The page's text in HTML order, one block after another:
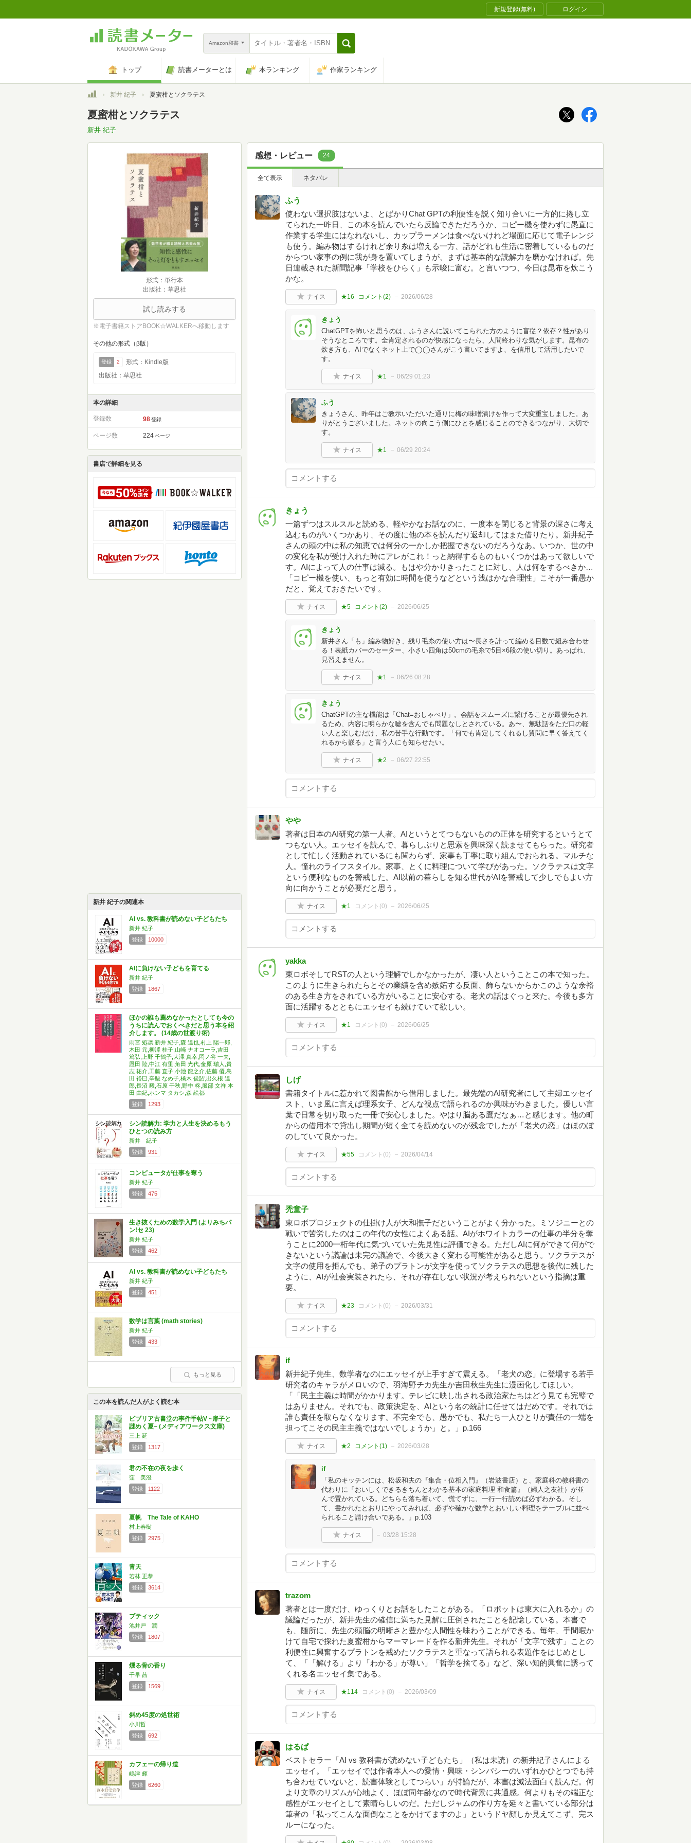
新規登録(無料) ログイン
Amazon和書
トップ 読書メーターとは 本ランキング 作家ランキング
トップ新井 紀子 夏蜜柑とソクラテス
夏蜜柑とソクラテス
新井 紀子
形式：単行本
出版社：草思社
試し読みする
※電子書籍ストアBOOK☆WALKERへ移動します
その他の形式（β版）
登録 2
形式：Kindle版
出版社：草思社
本の詳細
登録数 98 登録
ページ数 224 ページ
書店で詳細を見る
新井 紀子の関連本
AI vs. 教科書が読めない子どもたち
新井 紀子
登録
10000
AIに負けない子どもを育てる
新井 紀子
登録
1867
ほかの誰も薦めなかったとしても今の
うちに読んでおくべきだと思う本を紹
介します。 (14歳の世渡り術)
雨宮 処凛,新井 紀子,森 達也,村上 陽一郎,
木田 元,柳澤 桂子,山崎 ナオコーラ,吉田
篤弘,上野 千鶴子,大澤 真幸,岡ノ谷 一夫,
恩田 陸,中江 有里,角田 光代,金原 瑞人,貴
志 祐介,工藤 直子,小池 龍之介,佐藤 優,島
田 裕巳,辛酸 なめ子,橘木 俊詔,出久根 達
郎,長沼 毅,石原 千秋,野中 柊,服部 文祥,本
田 由紀,ホンマ タカシ,森 絵都
登録
1293
シン読解力: 学力と人生を決めるもう
ひとつの読み方
新井 紀子
登録
931
コンピュータが仕事を奪う
新井 紀子
登録
475
生き抜くための数学入門 (よりみちパ
ン!セ 23)
新井 紀子
登録
462
AI vs. 教科書が読めない子どもたち
新井 紀子
登録
451
数学は言葉 (math stories)
新井 紀子
登録
433
もっと見る
この本を読んだ人がよく読む本
ビブリア古書堂の事件手帖V ~扉子と
謎めく夏~ (メディアワークス文庫)
三上 延
登録
1317
君の不在の夜を歩く
窪 美澄
登録
1122
夏帆 The Tale of KAHO
村上春樹
登録
2975
青天
若林 正恭
登録
3614
ブティック
池井戸 潤
登録
1807
燻る骨の香り
千早 茜
登録
1569
斜め45度の処世術
小川哲
登録
692
カフェーの帰り道
嶋津 輝
登録
6260
感想・レビュー 24
全て表示 ネタバレ
ふう
使わない選択肢はないよ、とばかりChat GPTの利便性を説く知り合いに一方的に捲し立
てられた一昨日、この本を読んでいたら反論できただろうか、コピー機を使わずに愚直に
作業する学生にはなれないし、カップラーメンは食べないけれど場面に応じて電子レンジ
も使う。編み物はするけれど余り糸は増える一方、話がどれも生活に密着しているものだ
からつい家事の例に我が身を置いてしまうが、まずは基本的な読解力を磨かなければ。先
日連載された新聞記事「学校をひらく」も示唆に富む。と言いつつ、今日は昆布を炊こう
かな。
ナイス ★16 コメント(2) 2026/06/28
きょう
ChatGPTを怖いと思うのは、ふうさんに説いてこられた方のように盲従？依存？性があり
そうなところです。全肯定されるのが快感になったら、人間終わりな気がします。昆布の
炊き方も、AIでなくネット上で◯◯さんがこう書いてますよ、を信用して活用したいで
す。
ナイス ★1 06/29 01:23
ふう
きょうさん、昨年はご教示いただいた通りに梅の味噌漬けを作って大変重宝しました。あ
りがとうございました。ネットの向こう側にひとを感じることのできるつながり、大切で
す。
ナイス ★1 06/29 20:24
きょう
一篇ずつはスルスルと読める、軽やかなお話なのに、一度本を閉じると背景の深さに考え
込むものがいくつかあり、その度に他の本を読んだり返却してはまた借りたり。新井紀子
さんの頭の中は私の知恵では何分の一かしか把握できないのだろうなあ。いつか、世の中
の変化を私が受け入れた時にアレがこれ！っと納得するものもいくつかはあって欲しいで
す。AIによって人の仕事は減る。もはや分かりきったことに対し、人は何をするべきか…
「コピー機を使い、もっと有効に時間を使うなどという浅はかな合理性」こそが一番愚か
だと、覚えておきたいです。
ナイス ★5 コメント(2) 2026/06/25
きょう
新井さん「も」編み物好き、残り毛糸の使い方は〜長さを計って編める目数で組み合わせ
る！表紙カバーのセーター、小さい四角は50cmの毛糸で5目×6段の使い切り。あっぱれ、
見習えません。
ナイス ★1 06/26 08:28
きょう
ChatGPTの主な機能は「Chat=おしゃべり」。会話をスムーズに繋げることが最優先され
るため、内容に明らかな嘘を含んでも問題なしとされている。あ〜、無駄話をただ口の軽
い人と楽しむだけ、私の苦手な行動です。「何でも肯定してくれるし質問に早く答えてく
れるから嵌る」と言う人にも知らせたい。
ナイス ★2 06/27 22:55
やや
著者は日本のAI研究の第一人者。AIというとてつもないものの正体を研究するというとて
つもない人。エッセイを読んで、暮らしぶりと思索を興味深く読ませてもらった。研究者
として忙しく活動されているにも関わらず、家事も丁寧に取り組んでおられる。マルチな
人。憧れのライフスタイル。家事、とくに料理について学びがあった。ソクラテスは文字
という便利なものを警戒した。AI以前の暮らしを知る世代がAIを警戒して少しでもよい方
向に向かうことが必要だと思う。
ナイス ★1 コメント(0) 2026/06/25
yakka
東ロボそしてRSTの人という理解でしかなかったが、凄い人ということこの本で知った。
このように生きられたらとその業績を含め嫉妬する反面、飾らないからかこのような余裕
のある生き方をされている方がいることに安心する。老犬の話はぐっと来た。今後も多方
面に活躍するとともにエッセイも続けていて欲しい。
ナイス ★1 コメント(0) 2026/06/25
しげ
書籍タイトルに惹かれて図書館から借用しました。最先端のAI研究者にして主婦エッセイ
スト、いま風に言えば理系女子、どんな視点で語られるのか興味がわきました。優しい言
葉で日常を切り取った一冊で安心しました。やはり脳ある鷹だなぁ…と感じます。他の町
からの借用本で貸出し期間が短く全てを読めないのが残念でしたが「老犬の恋」はほのぼ
のしていて良かった。
ナイス ★55 コメント(0) 2026/04/14
禿童子
東ロボプロジェクトの仕掛け人が大和撫子だということがよく分かった。ミソジニーとの
戦いで苦労したのはこの年代の女性によくある話。AIがホワイトカラーの仕事の半分を奪
うことに2000一桁年代に気づいていた先見性は評価できる。ただしAIに何ができて何がで
きないという議論は未完の議論で、今後大きく変わる可能性があると思う。ソクラテスが
文字の使用を拒んでも、弟子のプラトンが文字を使ってソクラテスの思想を後代に残した
ように、AIが社会実装されたら、それが存在しない状況が考えられないという指摘は重
要。
ナイス ★23 コメント(0) 2026/03/31
if
新井紀子先生、数学者なのにエッセイが上手すぎて震える。「老犬の恋」に登場する若手
研究者のキャラがメロいので、羽海野チカ先生か吉田秋生先生に漫画化してほしい。
「「民主主義は時間がかかります。テレビに映し出される政治家たちはどう見ても完璧で
はありません。それでも、政策決定を、AIという名の統計に任せてはだめです。それでは
誰も責任を取らなくなります。不完全でも、愚かでも、私たち一人ひとりが責任の一端を
担ってこその民主主義ではないでしょうか」と。」p.166
ナイス ★2 コメント(1) 2026/03/28
if
「私のキッチンには、松坂和夫の『集合・位相入門』（岩波書店）と、家庭科の教科書の
代わりに「おいしくできるきちんとわかる基本の家庭料理 和食篇』（婦人之友社）が並
んで置かれている。どちらも落ち着いて、慌てずに、一行一行読めば必ずわかる。そし
て、書かれたとおりにやってみれば、必ずや確かな数学とおいしい料理をテーブルに並べ
られること請け合いである。」p.103
ナイス 03/28 15:28
trazom
著者とは一度だけ、ゆっくりとお話をしたことがある。「ロボットは東大に入れるか」の
議論だったが、新井先生の確信に満ちた見解に圧倒されたことを記憶している。本書で
も、随所に、先生の頭脳の明晰さと豊かな人間性を味わうことができる。毎年、手間暇か
けて自宅で採れた夏蜜柑からマーマレードを作る新井先生。それが「文字で残す」ことの
利便性に興奮するプラトンを戒めたソクラテスと重なって語られる表題作をはじめとし
て、「「解ける」より「わかる」が尊い」「哲学を捨てる」など、深い知的興奮に誘って
くれる名エッセイ集である。
ナイス ★114 コメント(0) 2026/03/09
はるぱ
ベストセラー「AI vs 教科書が読めない子どもたち」（私は未読）の新井紀子さんによる
エッセイ。「エッセイでは作者本人への愛情・興味・シンパシーのいずれかひとつでも持
ち合わせていないと、読書体験としてつらい」が持論だが、本書は滅法面白く読んだ。何
より文章のリズムが心地よく、ほぼ同年齢なので時代背景に共通感。何よりもその端正な
感性がエッセイとして素晴らしいのだ。ただしジャムの作り方を延々と書いている部分は
筆者の「私ってこんな面倒なことをかけてますのよ」というドヤ顔しか見えてこず、完ス
ルーになった。